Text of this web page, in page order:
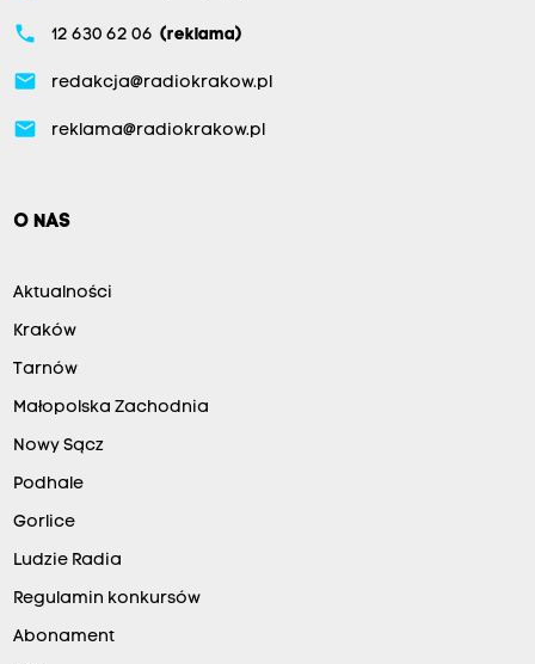
phone 12 630 62 06 (reklama)
email redakcja@radiokrakow.pl
email reklama@radiokrakow.pl
O NAS
Aktualności
Kraków
Tarnów
Małopolska Zachodnia
Nowy Sącz
Podhale
Gorlice
Ludzie Radia
Regulamin konkursów
Abonament